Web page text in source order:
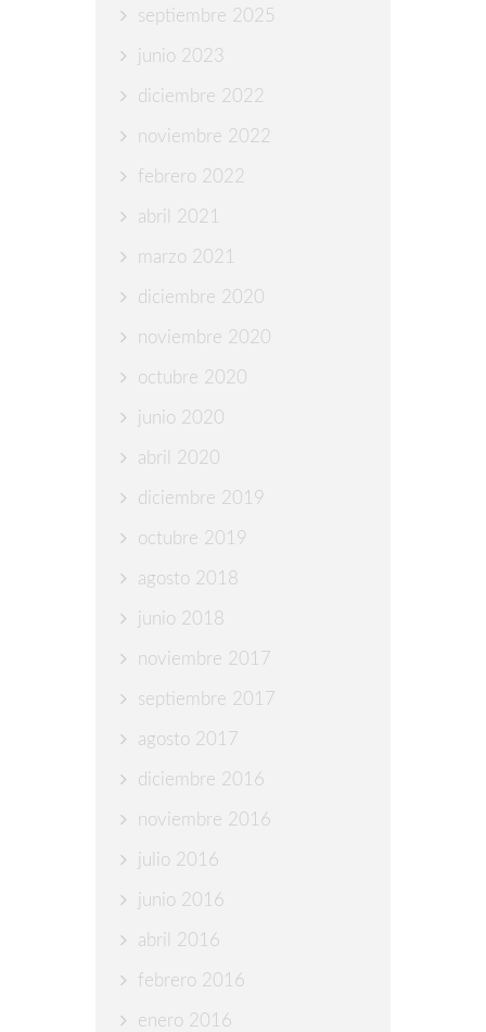
septiembre 2025
junio 2023
diciembre 2022
noviembre 2022
febrero 2022
abril 2021
marzo 2021
diciembre 2020
noviembre 2020
octubre 2020
junio 2020
abril 2020
diciembre 2019
octubre 2019
agosto 2018
junio 2018
noviembre 2017
septiembre 2017
agosto 2017
diciembre 2016
noviembre 2016
julio 2016
junio 2016
abril 2016
febrero 2016
enero 2016